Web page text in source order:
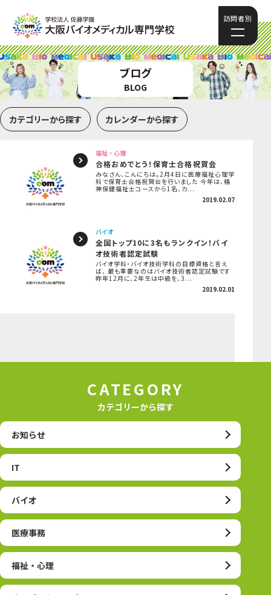
訪問者別
ブログ
BLOG
カテゴリーから探す カレンダーから探す
福祉・心理
合格おめでとう！保育士合格祝賀会
みなさん、こんにちは。2月4日に医療福祉心理学
科で保育士合格祝賀会を行いました 今年は、精
神保健福祉士コースから1名、カ...
2019.02.07
バイオ
全国トップ10に3名もランクイン！バイ
オ技術者認定試験
バイオ学科・バイオ技術学科の目標資格と言え
ば、 最も重要なのはバイオ技術者認定試験です
昨年12月に、2年生は中級を、3...
2019.02.01
CATEGORY
カテゴリーから探す
お知らせ
IT
バイオ
医療事務
福祉・心理